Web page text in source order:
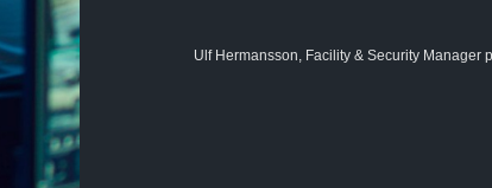
Ulf Hermansson, Facility & Security Manager